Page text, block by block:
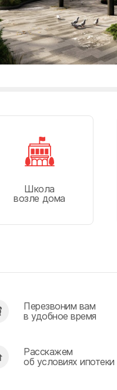
Школа
возле дома
Перезвоним вам
в удобное время
Расскажем
об условиях ипотеки